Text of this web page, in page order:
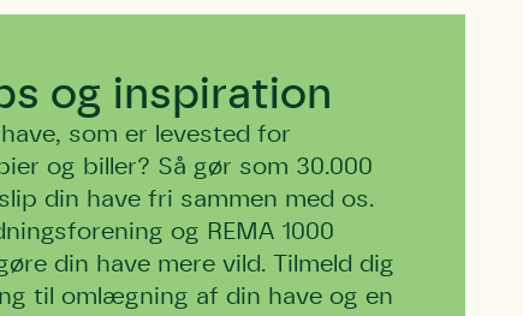
og inspiration
som er levested for
og biller? Så gør som 30.000
din have fri sammen med os.
og REMA 1000
din have mere vild. Tilmeld dig
til omlægning af din have og en